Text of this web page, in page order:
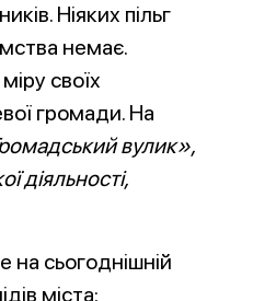
Ніяких пільг
немає.
своїх
громади. На
вулик»,
діяльності,
на сьогоднішній
міста;